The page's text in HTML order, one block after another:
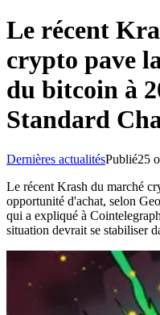
Le récent
crypto pave
du bitcoin à
Standard
Dernières actualitésPublié25
Le récent Krash du marché
opportunité d'achat, selon
qui a expliqué à
situation devrait se stabiliser